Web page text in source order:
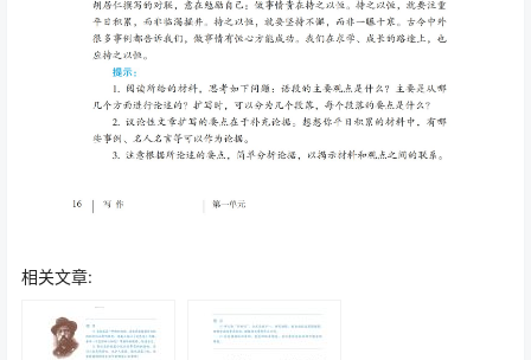
相关文章: